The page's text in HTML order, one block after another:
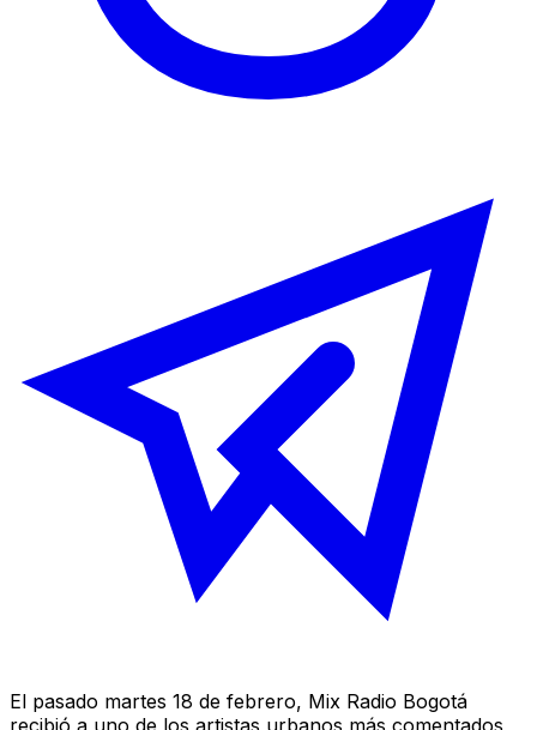
El pasado martes 18 de febrero, Mix Radio Bogotá
recibió a uno de los artistas urbanos más comentados